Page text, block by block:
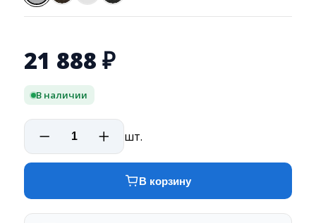
21 888 ₽
В наличии
шт.
В корзину